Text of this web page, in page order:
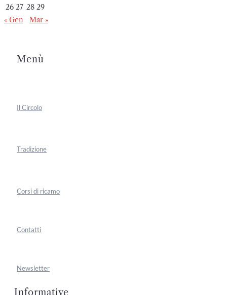
26 27 28 29
« Gen
Mar »
Menù
Il Circolo
Tradizione
Corsi di ricamo
Contatti
Newsletter
Informative